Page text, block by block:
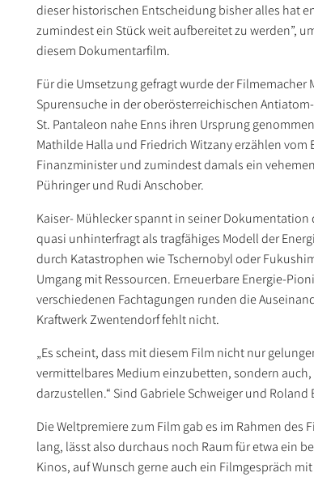
dieser historischen Entscheidung bisher alles hat
zumindest ein Stück weit aufbereitet zu werden”,
diesem Dokumentarfilm.
Für die Umsetzung gefragt wurde der
Spurensuche in der oberösterreichischen
St. Pantaleon nahe Enns ihren Ursprung
Mathilde Halla und Friedrich Witzany erzählen
Finanzminister und zumindest damals ein
Pühringer und Rudi Anschober.
Kaiser- Mühlecker spannt in seiner
quasi unhinterfragt als tragfähiges Modell der
durch Katastrophen wie Tschernobyl oder
Umgang mit Ressourcen. Erneuerbare Energie-
verschiedenen Fachtagungen runden die
Kraftwerk Zwentendorf fehlt nicht.
„Es scheint, dass mit diesem Film nicht nur
vermittelbares Medium einzubetten, sondern
darzustellen.“ Sind Gabriele Schweiger und Roland
Die Weltpremiere zum Film gab es im Rahmen des
lang, lässt also durchaus noch Raum für etwa ein
Kinos, auf Wunsch gerne auch ein Filmgespräch